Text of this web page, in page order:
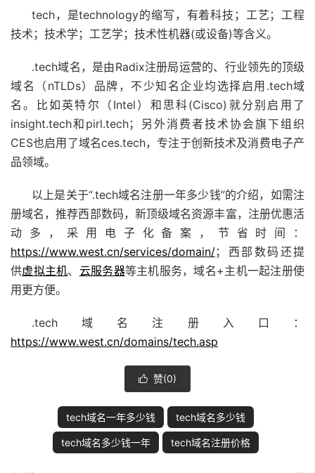
tech，是technology的缩写，有着科技；工艺；工程
技术；技术学；工艺学；技术性机器(或设备)等含义。
.tech域名，是由Radix注册局运营的、行业领先的顶级
域名（nTLDs）品牌，不少知名企业均选择启用.tech域
名。比如英特尔（Intel）和思科(Cisco)就分别启用了
insight.tech和pirl.tech；另外消费者技术协会旗下组织
CES也启用了域名ces.tech，专注于创新技术及消费电子产
品领域。
以上是关于“.tech域名注册一年多少钱”的介绍，如需注
册域名，推荐西部数码，新顶级域名资源丰富，注册优惠活
动多，采用电子化备案，节省时间：
https://www.west.cn/services/domain/；西部数码还提
供虚拟主机、 云服务器等主机服务，域名+主机一起注册使
用更方便。
.tech域名注册入口：
https://www.west.cn/domains/tech.asp
 赞(0)
tech域名一年多少钱 tech域名多少钱
tech域名多少钱一年 tech域名注册价格